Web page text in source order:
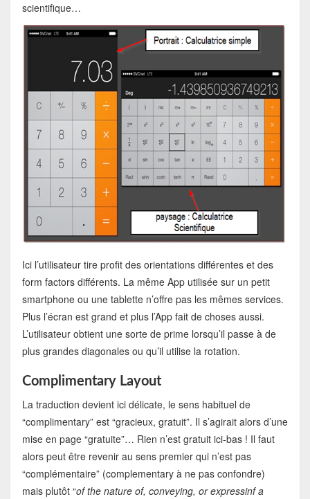
scientifique…
Ici l’utilisateur tire profit des orientations différentes et des
form factors différents. La même App utilisée sur un petit
smartphone ou une tablette n’offre pas les mêmes services.
Plus l’écran est grand et plus l’App fait de choses aussi.
L’utilisateur obtient une sorte de prime lorsqu’il passe à de
plus grandes diagonales ou qu’il utilise la rotation.
Complimentary Layout
La traduction devient ici délicate, le sens habituel de
“complimentary” est “gracieux, gratuit”. Il s’agirait alors d’une
mise en page “gratuite”… Rien n’est gratuit ici-bas ! Il faut
alors peut être revenir au sens premier qui n’est pas
“complémentaire” (complementary à ne pas confondre)
mais plutôt “of the nature of, conveying, or expressinf a